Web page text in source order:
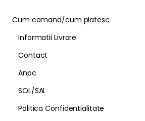
Cum comand/cum platesc
Informatii Livrare
Contact
Anpc
SOL/SAL
Politica Confidentialitate